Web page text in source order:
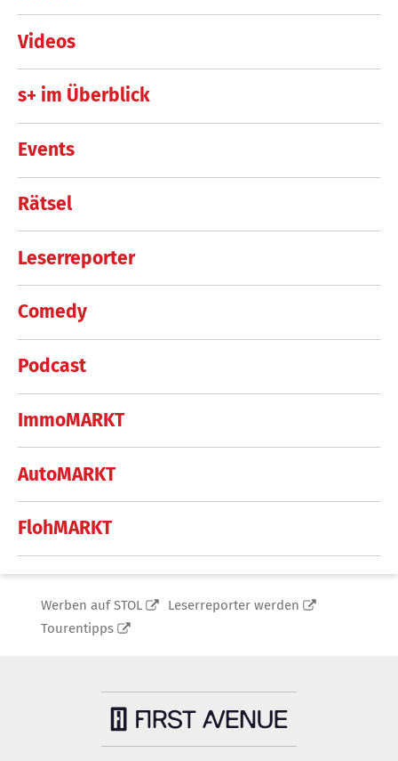
Videos
s+ im Überblick
Events
Rätsel
Leserreporter
Comedy
Podcast
ImmoMARKT
AutoMARKT
FlohMARKT
Werben auf STOL
Leserreporter werden
Tourentipps